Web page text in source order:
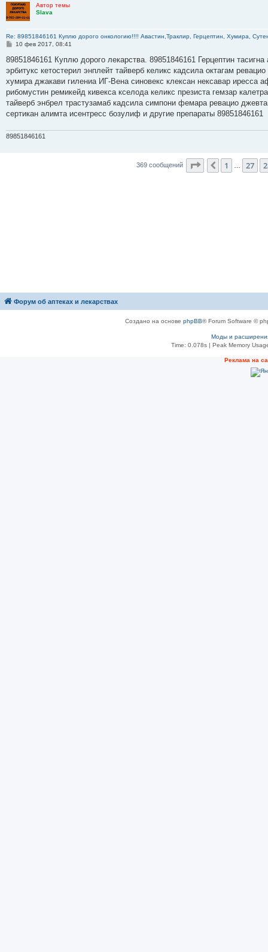
Автор темы
Slava
Re: 89851846161 Куплю дорого онкологию!!!! Авастин,Траклир, Герцептин, Хумира,
С
о
щ
е
и
е
10 фев 2017, 08:41
89851846161 Куплю дорого лекарства. 89851846161 Герцептин
эрбитукс кетостерил энплейт тайверб келикс кадсила октагам
хумира джакави гилениа ИГ-Вена синовекс клексан нексавар иресса
рибомустин ремикейд кивекса кселода келикс презиста гемзар
тайверб энбрел трастузамаб кадсила симпони фемара ревацио
сертикан алимта исентресс бозулиф и другие препараты 89851846161
89851846161
369 сообщений Страница 29из
Пред.
1 27
Форум об аптеках и лекарствах
Создано на основе phpBB® Forum Software ©
Моды и
Time: 0.078s| Peak Memory
Рeклама на